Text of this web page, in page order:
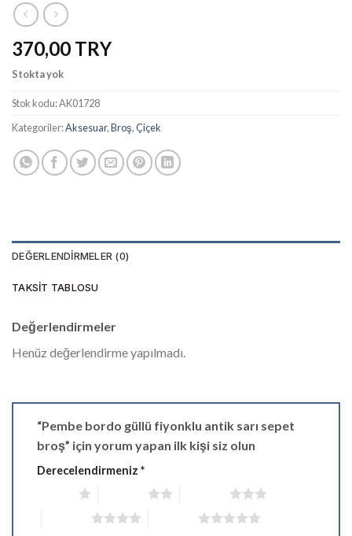
370,00
Stokta yok
Stok kodu:AK01728
Kategoriler:Aksesuar,Broş,Çiçek
DEĞERLENDIRMELER (0)
TAKSIT TABLOSU
Değerlendirmeler
Henüz değerlendirme yapılmadı.
“Pembe bordo güllü fiyonklu antik sarı sepet
broş” için yorum yapan ilk kişi siz olun
Derecelendirmeniz *